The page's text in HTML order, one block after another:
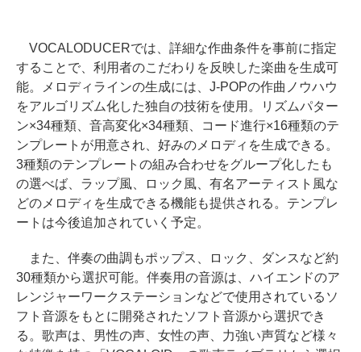
VOCALODUCERでは、詳細な作曲条件を事前に指定
することで、利用者のこだわりを反映した楽曲を生成可
能。メロディラインの生成には、J-POPの作曲ノウハウ
をアルゴリズム化した独自の技術を使用。リズムパター
ン×34種類、音高変化×34種類、コード進行×16種類のテ
ンプレートが用意され、好みのメロディを生成できる。
3種類のテンプレートの組み合わせをグループ化したも
の選べば、ラップ風、ロック風、有名アーティスト風な
どのメロディを生成できる機能も提供される。テンプレ
ートは今後追加されていく予定。
また、伴奏の曲調もポップス、ロック、ダンスなど約
30種類から選択可能。伴奏用の音源は、ハイエンドのア
レンジャーワークステーションなどで使用されているソ
フト音源をもとに開発されたソフト音源から選択でき
る。歌声は、男性の声、女性の声、力強い声質など様々